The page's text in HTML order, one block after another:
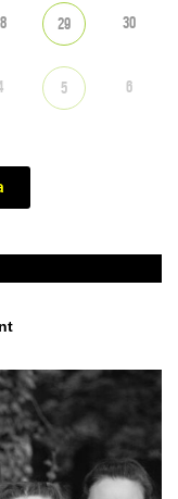
29 30
5 6